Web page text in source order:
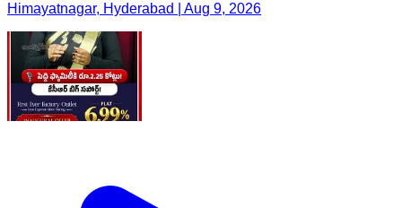
Himayatnagar, Hyderabad | Aug 9, 2026